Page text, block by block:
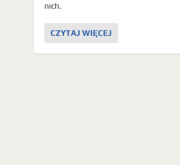
nich.
CZYTAJ WIĘCEJ